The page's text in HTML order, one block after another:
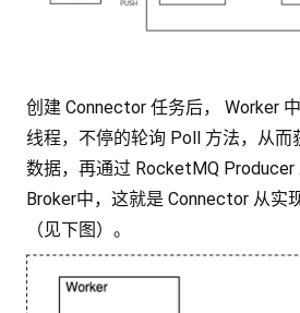
创建 Connector 任务后， Worker
线程，不停的轮询 Poll 方法，从而
数据，再通过 RocketMQ
Broker中，这就是 Connector 从实
（见下图）。